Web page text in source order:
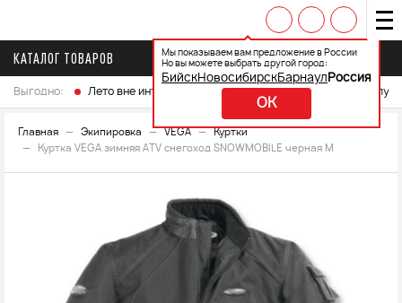
Мы показываем вам предложение в России
Но вы можете выбрать другой город:
БийскНовосибирскБарнаул Россия
OK
КАТАЛОГ ТОВАРОВ
Выгодно: Лето вне интренета Выберите свой мотоцикл и
Главная Экипировка VEGA
Куртки
Куртка VEGA зимняя ATV снегоход SNOWMOBILE черная М